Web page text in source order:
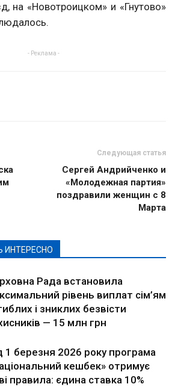
на «Новотроицком» и «Гнутово»
- Реклама -
Следующая статья
Сергей Андрийченко и
«Молодежная партия»
поздравили женщин с 8
Марта
ИНТЕРЕСНО
Рада встановила
рівень виплат сім’ям
і зниклих безвісти
— 15 млн грн
1 березня 2026 року програма
кешбек» отримує
правила: єдина ставка 10%